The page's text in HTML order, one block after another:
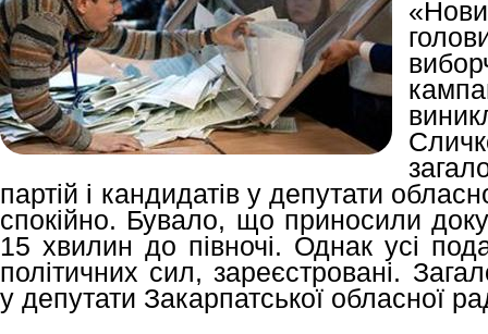
партій і кандидатів у депутати
спокійно. Бувало, що приносили
15 хвилин до півночі. Однак усі
політичних сил, зареєстровані.
у депутати Закарпатської обласної